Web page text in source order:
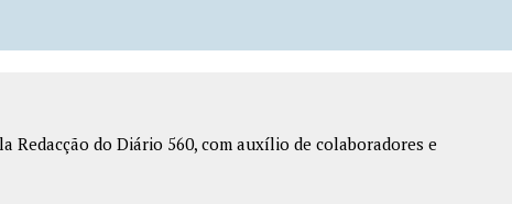
Redacção do Diário 560, com auxílio de colaboradores e